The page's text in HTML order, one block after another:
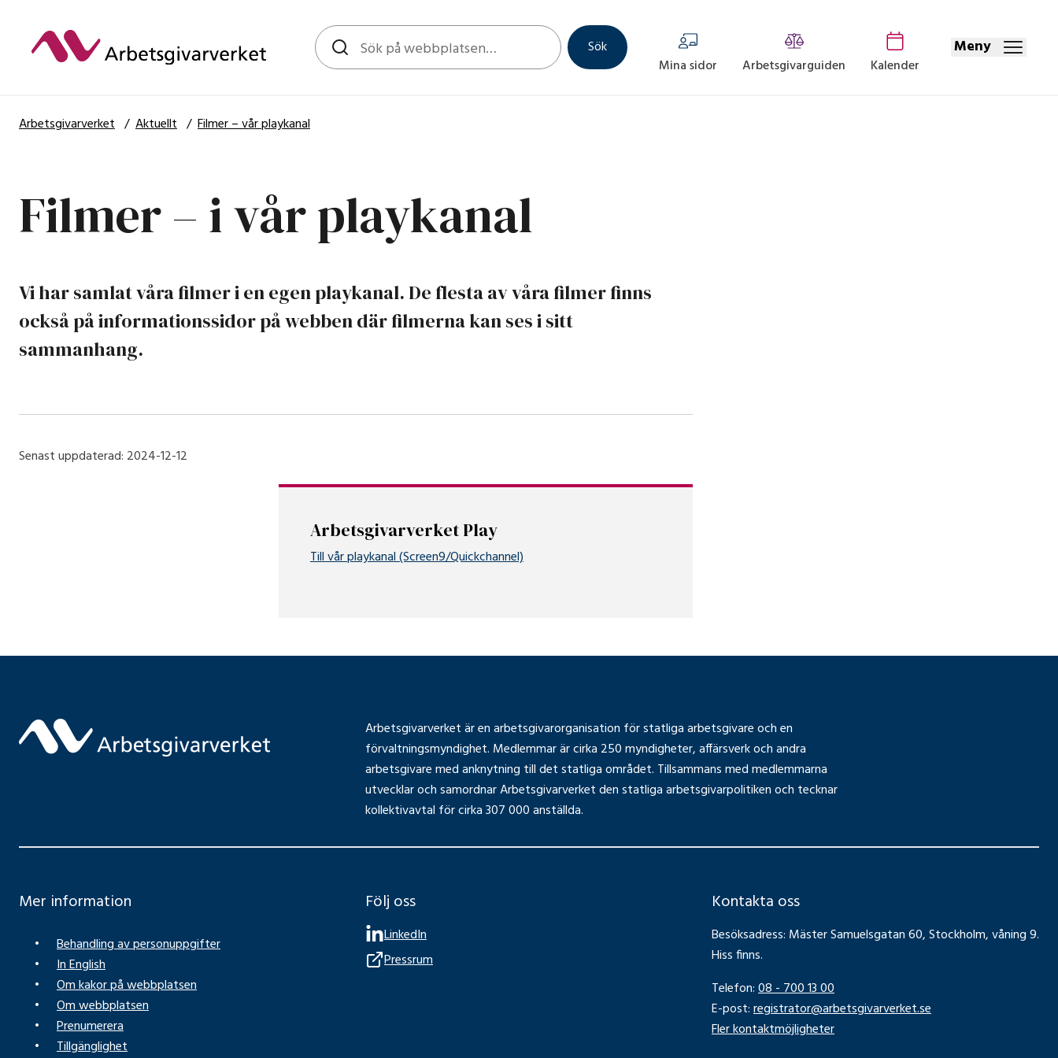
Globalt sök
Sök
Mina sidor
Arbetsgivarguiden Kalender
Meny
Arbetsgivarverket / Aktuellt / Filmer – vår playkanal
Filmer – i vår playkanal
Vi har samlat våra filmer i en egen playkanal. De flesta av våra filmer finns
också på informationssidor på webben där filmerna kan ses i sitt
sammanhang.
Senast uppdaterad: 2024-12-12
Arbetsgivarverket Play
Till vår playkanal (Screen9/Quickchannel)Öppnas i samma flik
Arbetsgivarverket är en arbetsgivarorganisation för statliga arbetsgivare och en
förvaltningsmyndighet. Medlemmar är cirka 250 myndigheter, affärsverk och andra
arbetsgivare med anknytning till det statliga området. Tillsammans med medlemmarna
utvecklar och samordnar Arbetsgivarverket den statliga arbetsgivarpolitiken och tecknar
kollektivavtal för cirka 307 000 anställda.
Mer information
Behandling av personuppgifter
In English
Om kakor på webbplatsen
Om webbplatsen
Prenumerera
Tillgänglighet
Följ oss
LinkedIn
Pressrum
Kontakta oss
Besöksadress: Mäster Samuelsgatan 60, Stockholm, våning 9.
Hiss finns.
Telefon:08 - 700 13 00
E-post:registrator@arbetsgivarverket.se
Fler kontaktmöjligheter